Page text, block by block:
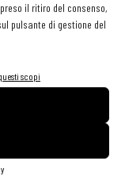
il ritiro del consenso,
pulsante di gestione del
scopi